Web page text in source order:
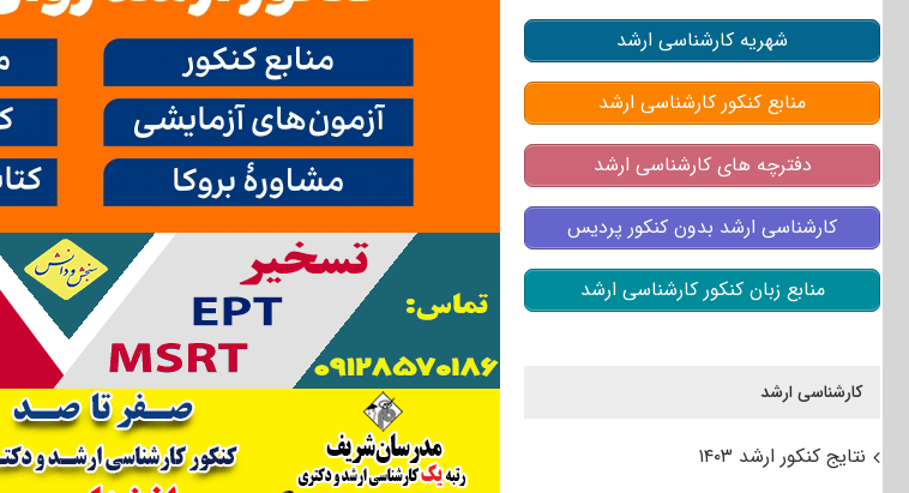
شهریه کارشناسی ارشد
منابع کنکور کارشناسی ارشد
دفترچه های کارشناسی ارشد
کارشناسی ارشد بدون کنکور پردیس
منابع زبان کنکور کارشناسی ارشد
کارشناسی ارشد
نتایج کنکور ارشد ۱۴۰۳